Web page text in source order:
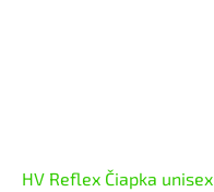
HV Reflex Čiapka unisex